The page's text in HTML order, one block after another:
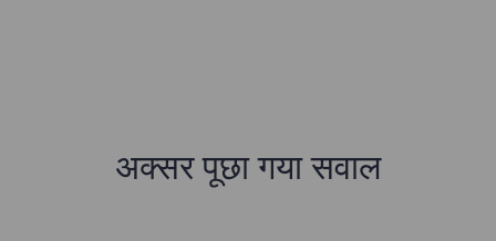
अक्सर पूछा गया सवाल